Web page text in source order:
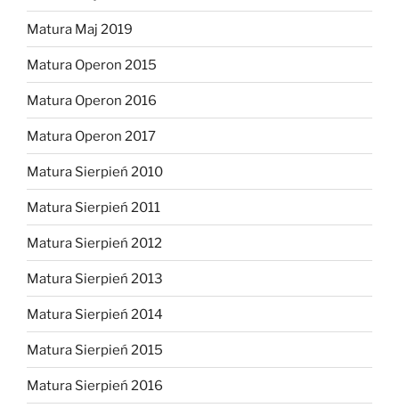
Matura Maj 2019
Matura Operon 2015
Matura Operon 2016
Matura Operon 2017
Matura Sierpień 2010
Matura Sierpień 2011
Matura Sierpień 2012
Matura Sierpień 2013
Matura Sierpień 2014
Matura Sierpień 2015
Matura Sierpień 2016